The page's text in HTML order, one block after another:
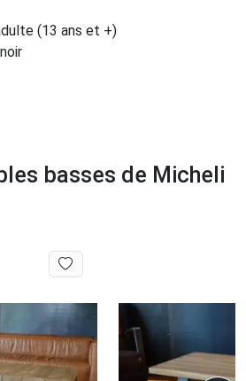
(13 ans et +)
basses de Micheli